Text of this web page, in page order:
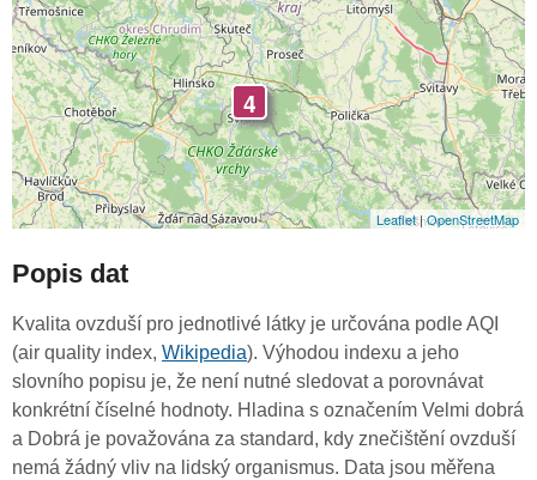
4
Leaflet|OpenStreetMap
Popis dat
Kvalita ovzduší pro jednotlivé látky je určována podle AQI
(air quality index, Wikipedia). Výhodou indexu a jeho
slovního popisu je, že není nutné sledovat a porovnávat
konkrétní číselné hodnoty. Hladina s označením Velmi dobrá
a Dobrá je považována za standard, kdy znečištění ovzduší
nemá žádný vliv na lidský organismus. Data jsou měřena